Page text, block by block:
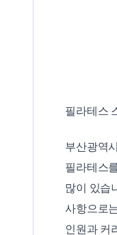
필라테스
부산광역
필라테스
많이 있습
사항으로
인원과 커